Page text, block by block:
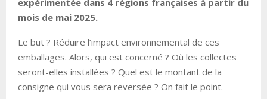
expérimentée dans 4 régions françaises à partir du
mois de mai 2025.
Le but ? Réduire l’impact environnemental de ces
emballages. Alors, qui est concerné ? Où les collectes
seront-elles installées ? Quel est le montant de la
consigne qui vous sera reversée ? On fait le point.